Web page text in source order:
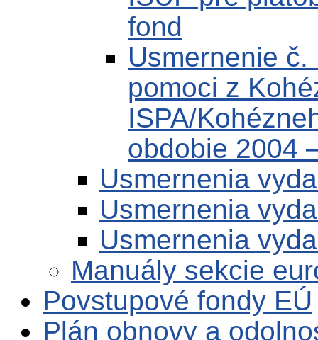
fond
Usmernenie
pomoci z
ISPA/
obdobie 2004
Usmernenia
Usmernenia
Usmernenia
Manuály sekcie
Povstupové fondy EÚ
Plán obnovy a